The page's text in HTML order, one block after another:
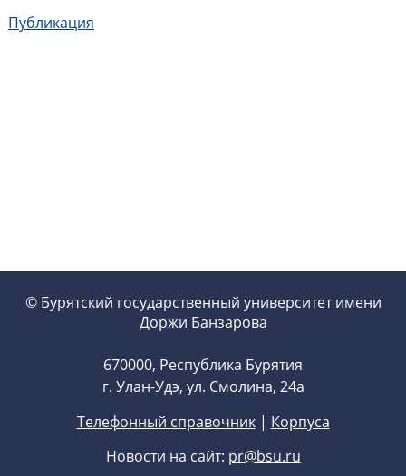
Публикация
© Бурятский государственный университет имени
Доржи Банзарова
670000, Республика Бурятия
г. Улан-Удэ, ул. Смолина, 24а
Телефонный справочник| Корпуса
Новости на сайт: pr@bsu.ru